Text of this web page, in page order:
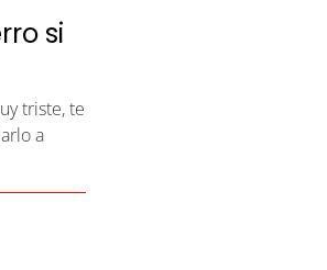
si
triste, te
a